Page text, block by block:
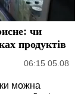
чи
продуктів
06:15 05.08
можна